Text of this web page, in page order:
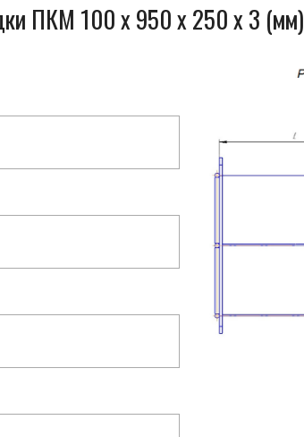
ПКМ 100 x 950 x 250 x 3 (мм)